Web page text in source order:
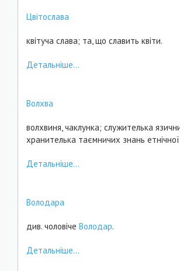
Цвітослава
квітуча слава; та, що славить квіти.
Детальніше...
Волхва
волхвиня, чаклунка; служителька
хранителька таємничих знань етнічної
Детальніше...
Володара
див. чоловіче Володар.
Детальніше...